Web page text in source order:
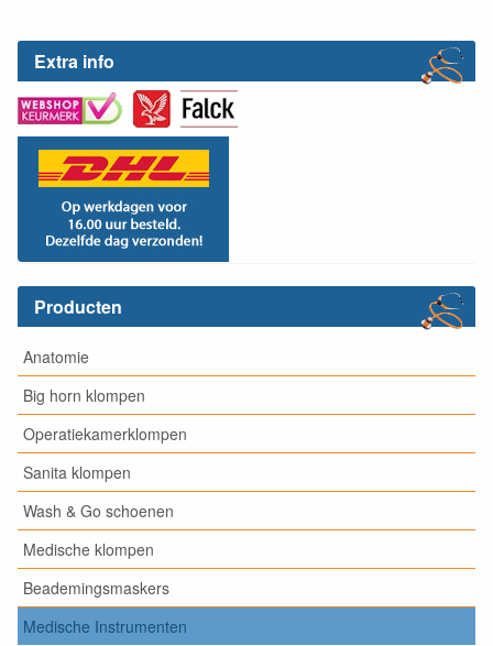
Extra info
Producten
Anatomie
Big horn klompen
Operatiekamerklompen
Sanita klompen
Wash & Go schoenen
Medische klompen
Beademingsmaskers
Medische Instrumenten